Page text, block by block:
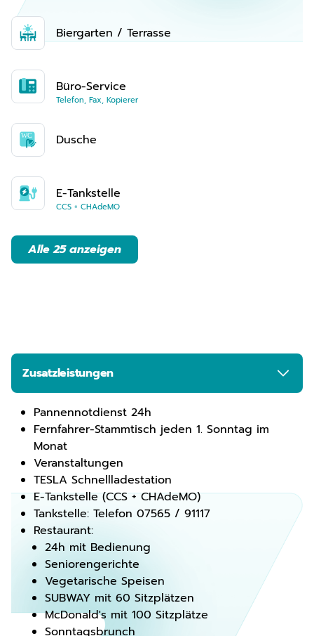
Biergarten / Terrasse
Büro-Service
Telefon, Fax, Kopierer
Dusche
E-Tankstelle
CCS + CHAdeMO
Alle 25 anzeigen
Zusatzleistungen
Pannennotdienst 24h
Fernfahrer-Stammtisch jeden 1. Sonntag im
Monat
Veranstaltungen
TESLA Schnellladestation
E-Tankstelle (CCS + CHAdeMO)
Tankstelle: Telefon 07565 / 91117
Restaurant:
24h mit Bedienung
Seniorengerichte
Vegetarische Speisen
SUBWAY mit 60 Sitzplätzen
McDonald's mit 100 Sitzplätze
Sonntagsbrunch